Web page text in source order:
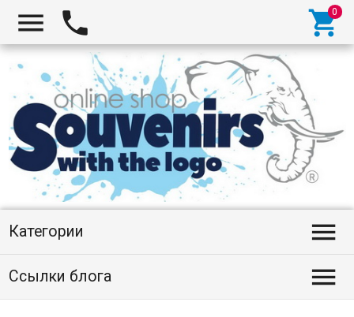
  
Категории 
Ссылки блога 